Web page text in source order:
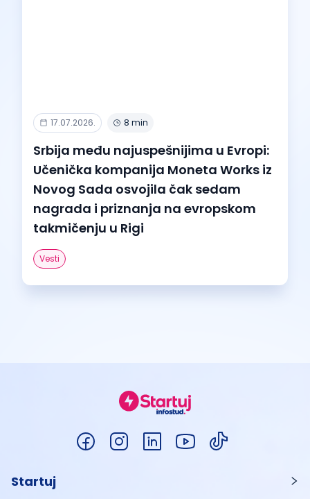
17.07.2026. 8 min
Srbija među najuspešnijima u Evropi:
Učenička kompanija Moneta Works iz
Novog Sada osvojila čak sedam
nagrada i priznanja na evropskom
takmičenju u Rigi
Vesti
Startuj